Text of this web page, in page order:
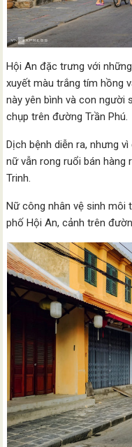
Hội An đặc trưng với
xuyết màu trắng tím hồng
này yên bình và con người
chụp trên đường Trần Phú.
Dịch bệnh diễn ra, nhưng
nữ vẫn rong ruổi bán hàng
Trinh.
Nữ công nhân vệ sinh môi
phố Hội An, cảnh trên